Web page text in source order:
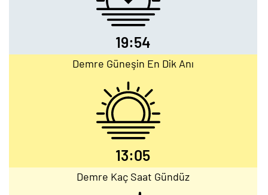
19:54
Demre Güneşin En Dik Anı
13:05
Demre Kaç Saat Gündüz